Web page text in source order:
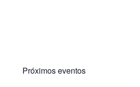
Próximos eventos